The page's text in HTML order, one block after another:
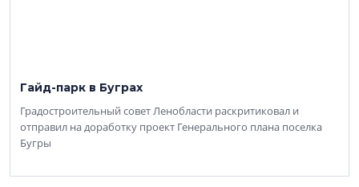
Гайд-парк в Буграх
Градостроительный совет Ленобласти раскритиковал и
отправил на доработку проект Генерального плана поселка
Бугры